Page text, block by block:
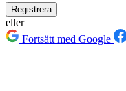
Registrera
eller
Fortsätt med Google